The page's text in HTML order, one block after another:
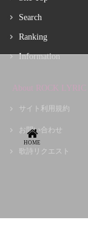
Search
Ranking
Information
About ROCK LYRIC
サイト利用規約
お問い合わせ
歌詩リクエスト
HOME